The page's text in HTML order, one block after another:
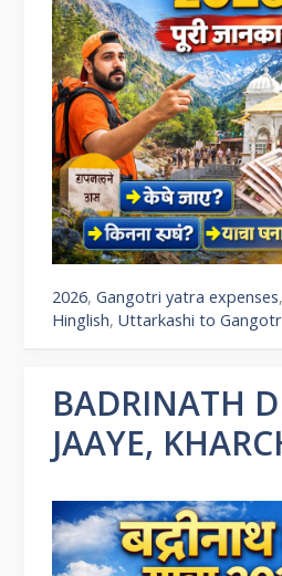
2026, Gangotri yatra expenses,
Hinglish, Uttarkashi to
BADRINATH
JAAYE,